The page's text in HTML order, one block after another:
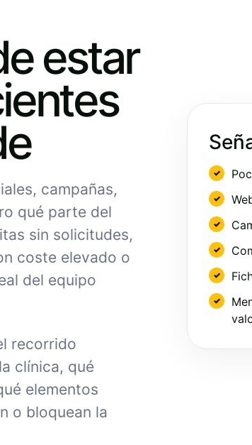
estar
campañas,
qué parte del
sin solicitudes,
coste elevado o
del equipo
recorrido
clínica, qué
elementos
o bloquean la